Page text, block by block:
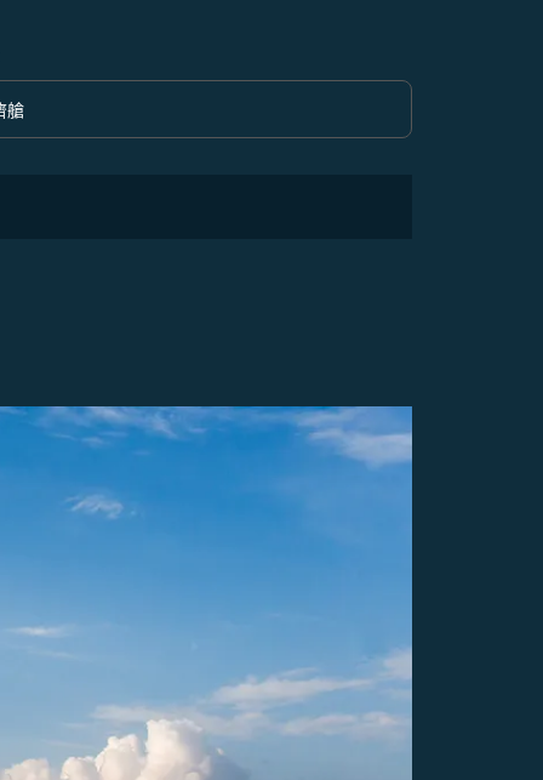
option 經濟艙 Selected
艙